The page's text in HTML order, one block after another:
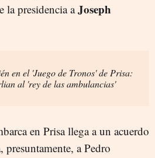
la presidencia aJoseph
en el 'Juego de Tronos' de Prisa:
al 'rey de las ambulancias'
en Prisa llega a un acuerdo
presuntamente, a Pedro